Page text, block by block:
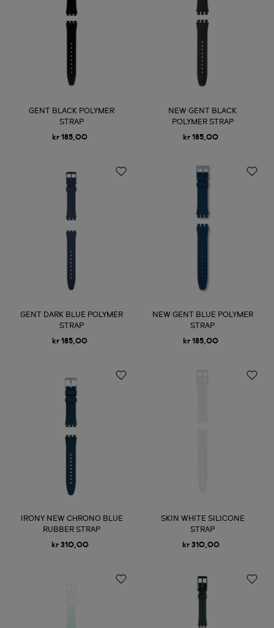
GENT BLACK POLYMER
STRAP
kr 185,00
NEW GENT BLACK
POLYMER STRAP
kr 185,00
GENT DARK BLUE POLYMER
STRAP
kr 185,00
NEW GENT BLUE POLYMER
STRAP
kr 185,00
IRONY NEW CHRONO BLUE
RUBBER STRAP
kr 310,00
SKIN WHITE SILICONE
STRAP
kr 310,00